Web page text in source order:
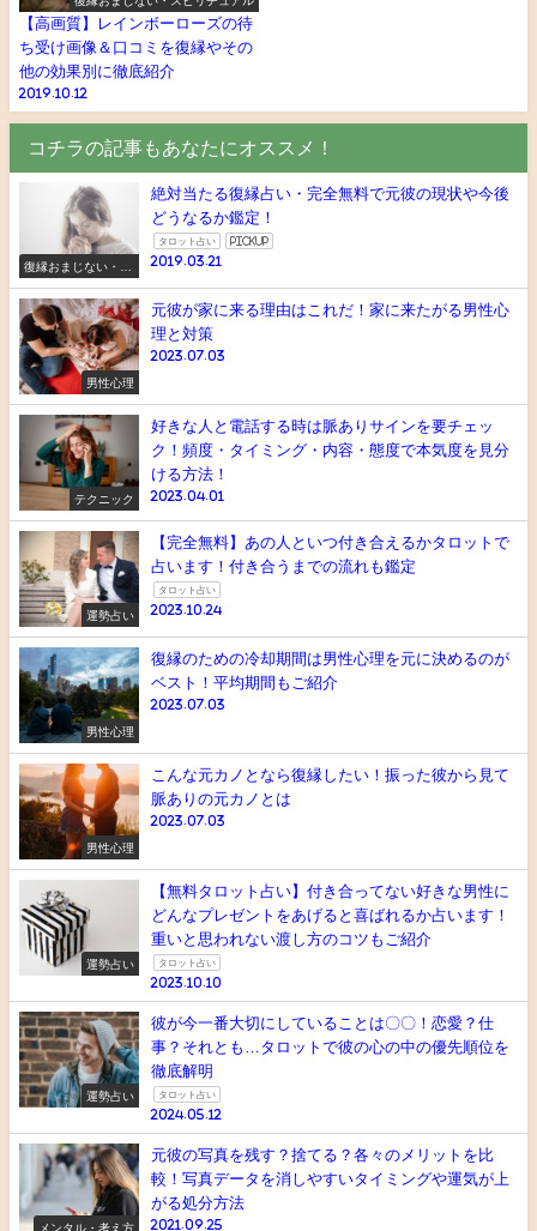
【高画質】レインボーローズの待
ち受け画像＆口コミを復縁やその
他の効果別に徹底紹介
2019.10.12
コチラの記事もあなたにオススメ！
復縁おまじない・ス
ピリチュアル
絶対当たる復縁占い・完全無料で元彼の現状や今後
どうなるか鑑定！
タロット占い pickup
2019.03.21
男性心理
元彼が家に来る理由はこれだ！家に来たがる男性心
理と対策
2023.07.03
テクニック
好きな人と電話する時は脈ありサインを要チェッ
ク！頻度・タイミング・内容・態度で本気度を見分
ける方法！
2023.04.01
運勢占い
【完全無料】あの人といつ付き合えるかタロットで
占います！付き合うまでの流れも鑑定
タロット占い
2023.10.24
男性心理
復縁のための冷却期間は男性心理を元に決めるのが
ベスト！平均期間もご紹介
2023.07.03
男性心理
こんな元カノとなら復縁したい！振った彼から見て
脈ありの元カノとは
2023.07.03
運勢占い
【無料タロット占い】付き合ってない好きな男性に
どんなプレゼントをあげると喜ばれるか占います！
重いと思われない渡し方のコツもご紹介
タロット占い
2023.10.10
運勢占い
彼が今一番大切にしていることは〇〇！恋愛？仕
事？それとも…タロットで彼の心の中の優先順位を
徹底解明
タロット占い
2024.05.12
メンタル・考え方
元彼の写真を残す？捨てる？各々のメリットを比
較！写真データを消しやすいタイミングや運気が上
がる処分方法
2021.09.25